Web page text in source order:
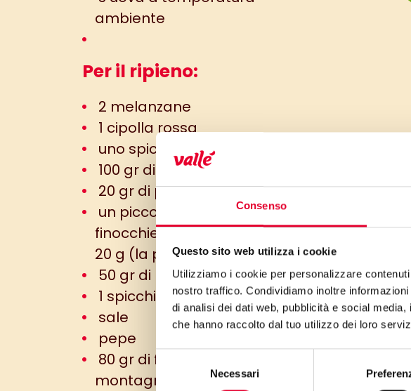
Consenso
Questo sito web utilizza i cookie
Utilizziamo i cookie per personalizzare
nostro traffico. Condividiamo inoltre
di analisi dei dati web, pubblicità e social
che hanno raccolto dal tuo utilizzo dei loro
Selezione
Necessari
ambiente
Per il ripieno:
2 melanzane
1 cipolla rossa
uno spicchio d’aglio
100 gr di ricotta
20 gr di pangrattato integrale
un piccolo mazzetto di
finocchietto di montagna circa
20 g (la parte tenera)
50 gr di pinoli
1 spicchio d’aglio schiacciato
sale
pepe
80 gr di finocchietto di
montagna